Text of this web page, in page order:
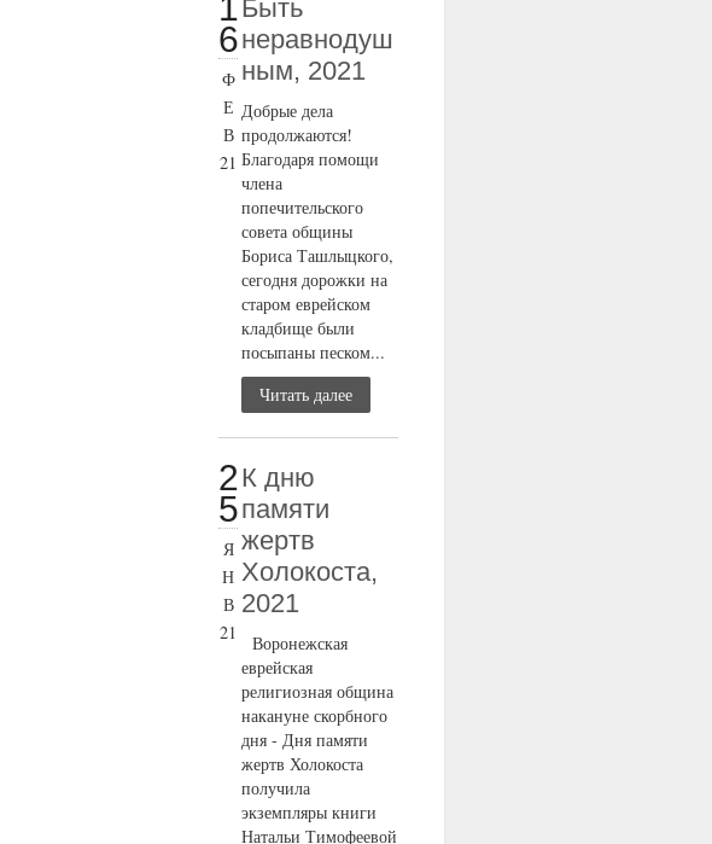
1
6
Ф
Е
В
21
Быть
неравнодуш
ным, 2021
Добрые дела
продолжаются!
Благодаря помощи
члена
попечительского
совета общины
Бориса Ташлыцкого,
сегодня дорожки на
старом еврейском
кладбище были
посыпаны песком...
Читать далее
2
5
Я
Н
В
21
К дню
памяти
жертв
Холокоста,
2021
Воронежская
еврейская
религиозная община
накануне скорбного
дня - Дня памяти
жертв Холокоста
получила
экземпляры книги
Натальи Тимофеевой